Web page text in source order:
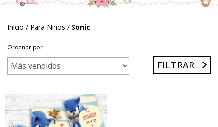
Inicio / Para Niños / Sonic
Ordenar por
FILTRAR